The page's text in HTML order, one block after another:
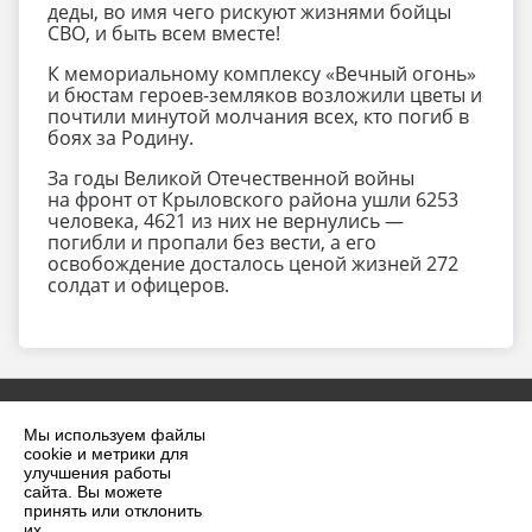
Мы используем файлы
cookie и метрики для
улучшения работы
сайта. Вы можете
принять или отклонить
деды, во имя чего рискуют жизнями бойцы
СВО, и быть всем вместе!
К мемориальному комплексу «Вечный огонь»
и бюстам героев-земляков возложили цветы и
почтили минутой молчания всех, кто погиб в
боях за Родину.
За годы Великой Отечественной войны
на фронт от Крыловского района ушли 6253
человека, 4621 из них не вернулись —
погибли и пропали без вести, а его
освобождение досталось ценой жизней 272
солдат и офицеров.
2026 г. krilovskaya.ru